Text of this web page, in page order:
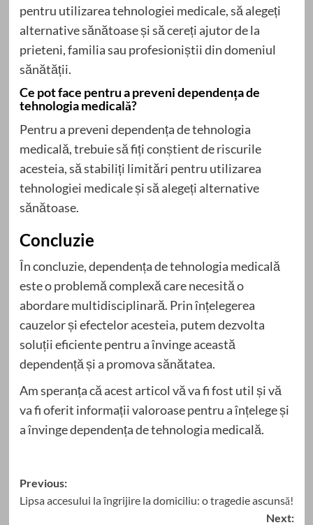
pentru utilizarea tehnologiei medicale, să alegeți
alternative sănătoase și să cereți ajutor de la
prieteni, familia sau profesioniștii din domeniul
sănătății.
Ce pot face pentru a preveni dependența de
tehnologia medicală?
Pentru a preveni dependența de tehnologia
medicală, trebuie să fiți conștient de riscurile
acesteia, să stabiliți limitări pentru utilizarea
tehnologiei medicale și să alegeți alternative
sănătoase.
Concluzie
În concluzie, dependența de tehnologia medicală
este o problemă complexă care necesită o
abordare multidisciplinară. Prin înțelegerea
cauzelor și efectelor acesteia, putem dezvolta
soluții eficiente pentru a învinge această
dependență și a promova sănătatea.
Am speranța că acest articol vă va fi fost util și vă
va fi oferit informații valoroase pentru a înțelege și
a învinge dependența de tehnologia medicală.
Post
navigation
Previous:
Lipsa accesului la îngrijire la domiciliu: o tragedie ascunsă!
Next: